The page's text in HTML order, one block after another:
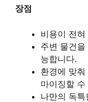
장점
비용이 전
주변 물건
능합니다.
환경에 맞
마이징할
나만의 독